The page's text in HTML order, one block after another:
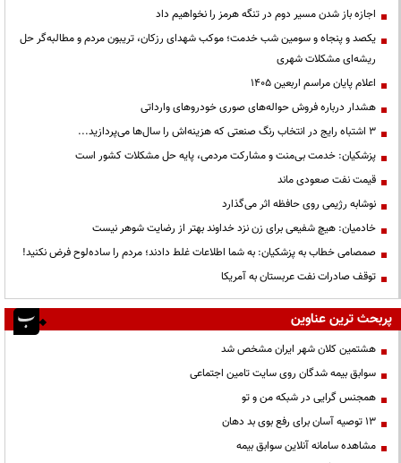
اجازه باز شدن مسیر دوم در تنگه هرمز را نخواهیم داد
یکصد و پنجاه و سومین شب خدمت؛ موکب شهدای رزکان، تریبون مردم و مطالبه‌گر حل
ریشه‌ای مشکلات شهری
اعلام پایان مراسم اربعین ۱۴۰۵
هشدار درباره فروش حواله‌های صوری خودروهای وارداتی
3 اشتباه رایج در انتخاب رنگ صنعتی که هزینه‌اش را سال‌ها می‌پردازید...
پزشکیان: خدمت بی‌منت و مشارکت مردمی، پایه حل مشکلات کشور است
قیمت نفت صعودی ماند
نوشابه رژیمی روی حافظه اثر می‌گذارد
خادمیان: هیچ شفیعی برای زن نزد خداوند بهتر از رضایت شوهر نیست
صمصامی خطاب به پزشکیان: به شما اطلاعات غلط دادند؛ مردم را ساده‌لوح فرض نکنید!
توقف صادرات نفت عربستان به آمریکا
پربحث ترین عناوین
هشتمین کلان شهر ایران مشخص شد
سوابق بیمه شدگان روی سایت تامین اجتماعی
همجنس گرایی در شبکه من و تو
13 توصیه آسان برای رفع بوی بد دهان
مشاهده سامانه آنلاين سوابق بیمه